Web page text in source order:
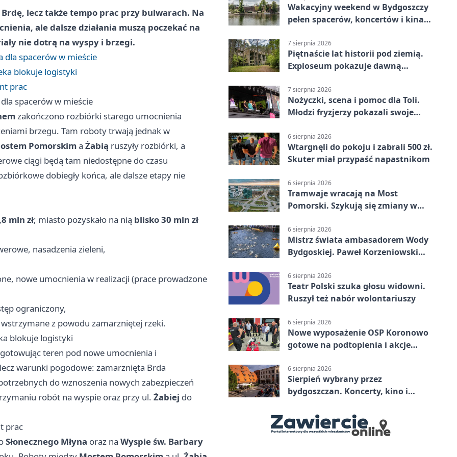
lecz także tempo prac przy bulwarach. Na
ale dalsze działania muszą poczekać na
nie dotrą na wyspy i brzegi.
spacerów w mieście
blokuje logistyki
prac
spacerów w mieście
zakończono rozbiórki starego umocnienia
brzegu. Tam roboty trwają jednak w
Pomorskima Żabią ruszyły rozbiórki, a
ciągi będą tam niedostępne do czasu
dobiegły końca, ale dalsze etapy nie
mln zł; miasto pozyskało na nią blisko 30 mln zł
nasadzenia zieleni,
nowe umocnienia w realizacji (prace prowadzone
ograniczony,
z powodu zamarzniętej rzeki.
blokuje logistyki
teren pod nowe umocnienia i
warunki pogodowe: zamarznięta Brda
do wznoszenia nowych zabezpieczeń
robót na wyspie oraz przy ul. Żabiej do
prac
Słonecznego Młyna oraz na Wyspie św. Barbary
Wakacyjny weekend w Bydgoszczy
pełen spacerów, koncertów i kina
7 sierpnia 2026
Piętnaście lat historii pod ziemią.
Exploseum pokazuje dawną
7 sierpnia 2026
Nożyczki, scena i pomoc dla Toli.
Młodzi fryzjerzy pokazali swoje
6 sierpnia 2026
Wtargnęli do pokoju i zabrali 500 zł.
Skuter miał przypaść napastnikom
6 sierpnia 2026
Tramwaje wracają na Most
Pomorski. Szykują się zmiany w
6 sierpnia 2026
Mistrz świata ambasadorem Wody
Bydgoskiej. Paweł Korzeniowski
6 sierpnia 2026
Teatr Polski szuka głosu widowni.
Ruszył też nabór wolontariuszy
6 sierpnia 2026
Nowe wyposażenie OSP Koronowo
gotowe na podtopienia i akcje
6 sierpnia 2026
Sierpień wybrany przez
bydgoszczan. Koncerty, kino i